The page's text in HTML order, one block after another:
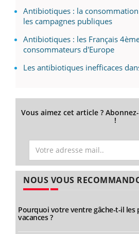
Antibiotiques : la
les campagnes publiques
Antibiotiques : les Français
consommateurs d'Europe
Les antibiotiques inefficaces
Vous aimez cet article ?
!
NOUS VOUS
Pourquoi votre ventre gâche-t-il les
vacances ?